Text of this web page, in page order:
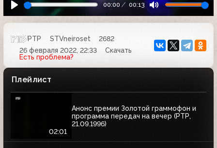
00:00 00:13
РТР STVneiroset
2682
26 февраля 2022, 22:33
Скачать
Есть проблема?
Плейлист
02:01
Анонс премии Золотой граммофон и
программа передач на вечер (РТР,
21.09.1996)